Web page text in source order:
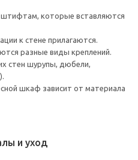
штифтам, которые вставляются
к стене прилагаются.
разные виды креплений.
стен шурупы, дюбели,
шкаф зависит от материала
и уход